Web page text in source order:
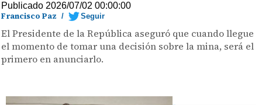
Publicado 2026/07/02 00:00:00
Francisco Paz / Seguir
El Presidente de la República aseguró que cuando llegue
el momento de tomar una decisión sobre la mina, será el
primero en anunciarlo.